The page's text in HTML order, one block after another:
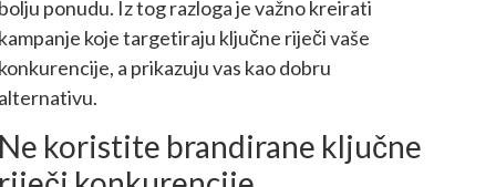
ponudu. Iz tog razloga je važno kreirati
koje targetiraju ključne riječi vaše
a prikazuju vas kao dobru
koristite brandirane ključne